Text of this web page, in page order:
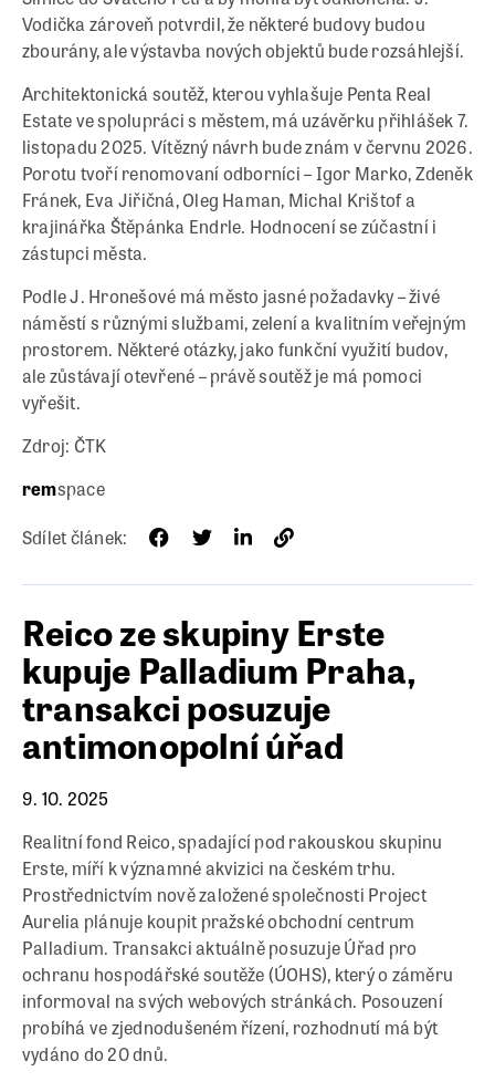
Vodička zároveň potvrdil, že některé budovy budou
zbourány, ale výstavba nových objektů bude rozsáhlejší.
Architektonická soutěž, kterou vyhlašuje Penta Real
Estate ve spolupráci s městem, má uzávěrku přihlášek 7.
listopadu 2025. Vítězný návrh bude znám v červnu 2026.
Porotu tvoří renomovaní odborníci – Igor Marko, Zdeněk
Fránek, Eva Jiřičná, Oleg Haman, Michal Krištof a
krajinářka Štěpánka Endrle. Hodnocení se zúčastní i
zástupci města.
Podle J. Hronešové má město jasné požadavky – živé
náměstí s různými službami, zelení a kvalitním veřejným
prostorem. Některé otázky, jako funkční využití budov,
ale zůstávají otevřené – právě soutěž je má pomoci
vyřešit.
Zdroj: ČTK
remspace
Sdílet článek:
Reico ze skupiny Erste
kupuje Palladium Praha,
transakci posuzuje
antimonopolní úřad
9. 10. 2025
Realitní fond Reico, spadající pod rakouskou skupinu
Erste, míří k významné akvizici na českém trhu.
Prostřednictvím nově založené společnosti Project
Aurelia plánuje koupit pražské obchodní centrum
Palladium. Transakci aktuálně posuzuje Úřad pro
ochranu hospodářské soutěže (ÚOHS), který o záměru
informoval na svých webových stránkách. Posouzení
probíhá ve zjednodušeném řízení, rozhodnutí má být
vydáno do 20 dnů.